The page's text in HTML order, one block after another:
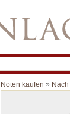
Noten kaufen »